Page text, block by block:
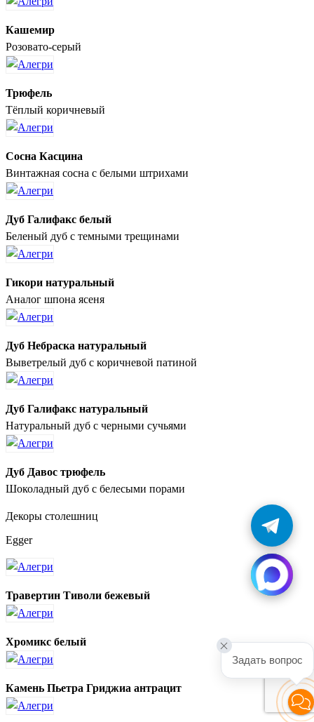
Кашемир
Розовато-серый
Трюфель
Тёплый коричневый
Сосна Касцина
Винтажная сосна с белыми штрихами
Дуб Галифакс белый
Беленый дуб с темными трещинами
Гикори натуральный
Аналог шпона ясеня
Дуб Небраска натуральный
Выветрелый дуб с коричневой патиной
Дуб Галифакс натуральный
Натуральный дуб с черными сучьями
Дуб Давос трюфель
Шоколадный дуб с белесыми порами
Декоры столешниц
Egger
Травертин Тиволи бежевый
Хромикс белый
Камень Пьетра Гриджиа антрацит
Задать вопрос